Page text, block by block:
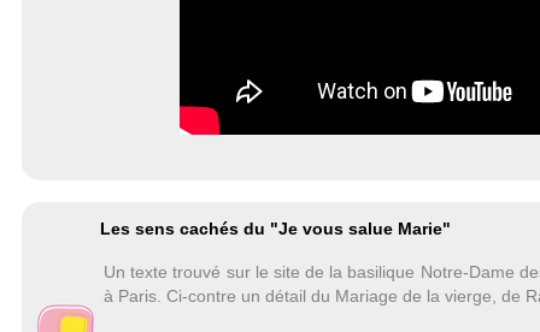
Les sens cachés du "Je vous salue Marie"
Un texte trouvé sur le site de la basilique Notre-Dame
à Paris. Ci-contre un détail du Mariage de la vierge, de